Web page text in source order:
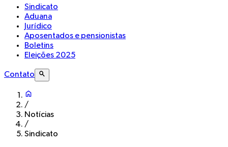
Sindicato
Aduana
Jurídico
Aposentados e pensionistas
Boletins
Eleições 2025
Contato
/
Notícias
/
Sindicato